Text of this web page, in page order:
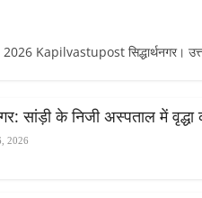
Kapilvastupost सिद्धार्थनगर। उत्तर
सांड़ी के निजी अस्पताल में
2026